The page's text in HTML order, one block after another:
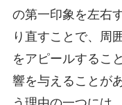
の第一印象を左右
り直すことで、周
をアピールするこ
響を与えることが